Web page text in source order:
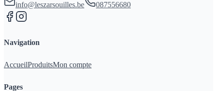
info@leszarsouilles.be 087556680
Navigation
AccueilProduitsMon compte
Pages